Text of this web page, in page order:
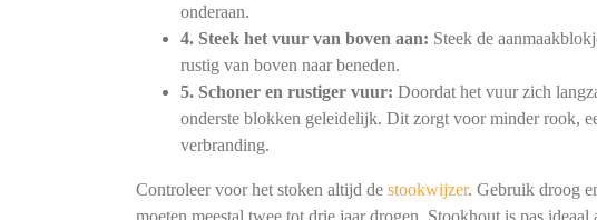
onderaan.
4. Steek het vuur van boven aan: Steek de
rustig van boven naar beneden.
5. Schoner en rustiger vuur: Doordat het vuur zich
onderste blokken geleidelijk. Dit zorgt voor minder rook,
verbranding.
Controleer voor het stoken altijd de stookwijzer. Gebruik droog
moeten meestal twee tot drie jaar drogen. Stookhout is pas